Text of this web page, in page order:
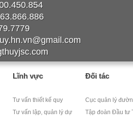
Lĩnh vực
Tư vấn thiết kế quy
hoạch xây dựng
Tư vấn lập, quản lý dự
Đối tác
Cục quản lý
1
Tập đoàn Đầu tư